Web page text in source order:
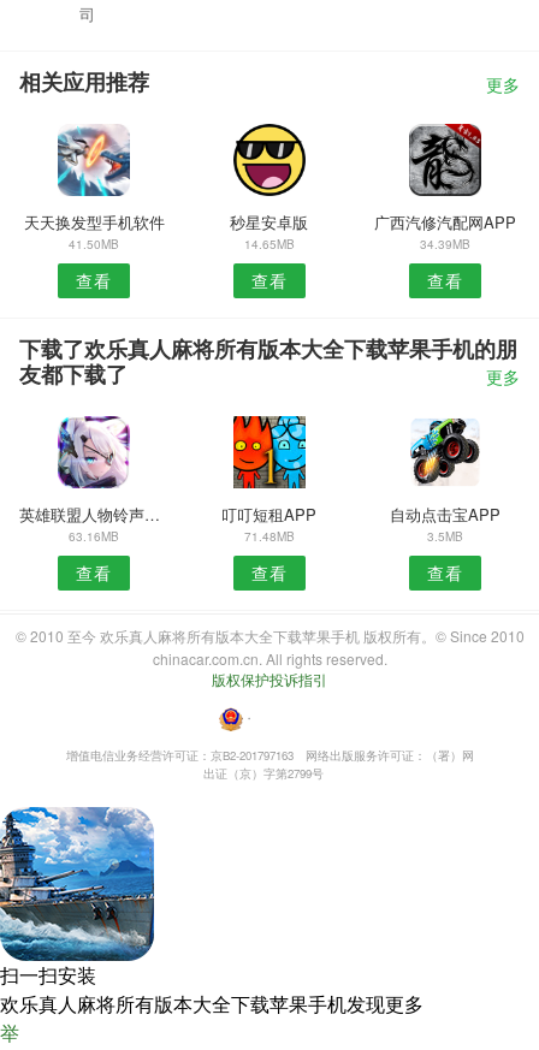
司
相关应用推荐 更多
天天换发型手机软件
41.50MB
查看
秒星安卓版
14.65MB
查看
广西汽修汽配网APP
34.39MB
查看
下载了欢乐真人麻将所有版本大全下载苹果手机的朋
友都下载了
更多
英雄联盟人物铃声安卓版
63.16MB
查看
叮叮短租APP
71.48MB
查看
自动点击宝APP
3.5MB
查看
© 2010 至今 欢乐真人麻将所有版本大全下载苹果手机 版权所有。© Since 2010
chinacar.com.cn. All rights reserved.
版权保护投诉指引
・
增值电信业务经营许可证：京B2-201797163
网络出版服务许可证：（署）网
出证（京）字第2799号
扫一扫安装
欢乐真人麻将所有版本大全下载苹果手机发现更多
举